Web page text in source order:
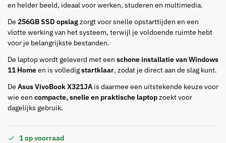
en helder beeld, ideaal voor werken, studeren en multimedia.
De 256GB SSD opslagzorgt voor snelle opstarttijden en een
vlotte werking van het systeem, terwijl je voldoende ruimte hebt
voor je belangrijkste bestanden.
De laptop wordt geleverd met een schone installatie van Windows
11 Homeen is volledigstartklaar, zodat je direct aan de slag kunt.
De Asus VivoBook X321JA is daarmee een uitstekende keuze voor
wie een compacte, snelle en praktische laptopzoekt voor
dagelijks gebruik.
1 op voorraad